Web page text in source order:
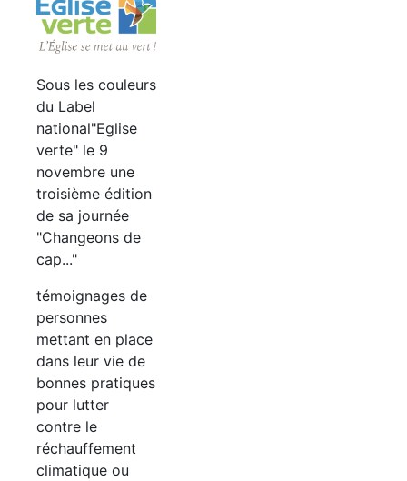
Sous les couleurs
du Label
national"Eglise
verte" le 9
novembre une
troisième édition
de sa journée
"Changeons de
cap..."
témoignages de
personnes
mettant en place
dans leur vie de
bonnes pratiques
pour lutter
contre le
réchauffement
climatique ou